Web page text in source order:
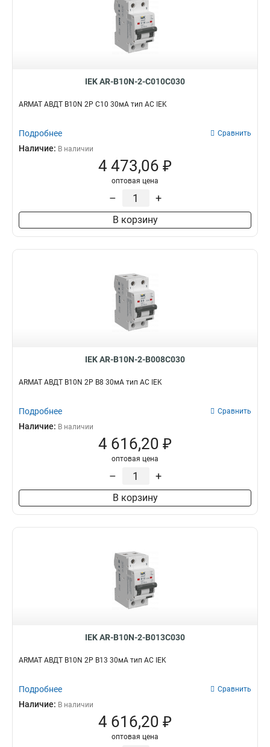
IEK AR-B10N-2-C010C030
ARMAT АВДТ B10N 2P C10 30мА тип AC IEK
Подробнее Сравнить
Наличие: В наличии
4 473,06 ₽
оптовая цена
– +
В корзину
IEK AR-B10N-2-B008C030
ARMAT АВДТ B10N 2P B8 30мА тип AC IEK
Подробнее Сравнить
Наличие: В наличии
4 616,20 ₽
оптовая цена
– +
В корзину
IEK AR-B10N-2-B013C030
ARMAT АВДТ B10N 2P B13 30мА тип AC IEK
Подробнее Сравнить
Наличие: В наличии
4 616,20 ₽
оптовая цена